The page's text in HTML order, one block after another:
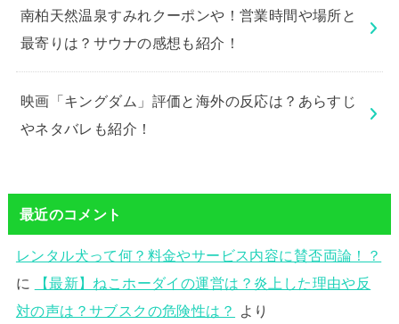
南柏天然温泉すみれクーポンや！営業時間や場所と
最寄りは？サウナの感想も紹介！
映画「キングダム」評価と海外の反応は？あらすじ
やネタバレも紹介！
最近のコメント
レンタル犬って何？料金やサービス内容に賛否両論！？
に
【最新】ねこホーダイの運営は？炎上した理由や反
対の声は？サブスクの危険性は？
より